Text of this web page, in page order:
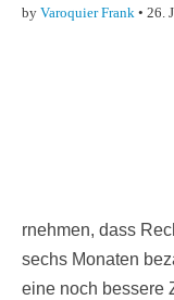
by Varoquier Frank • 26.
rnehmen, dass
sechs Monaten
eine noch bessere